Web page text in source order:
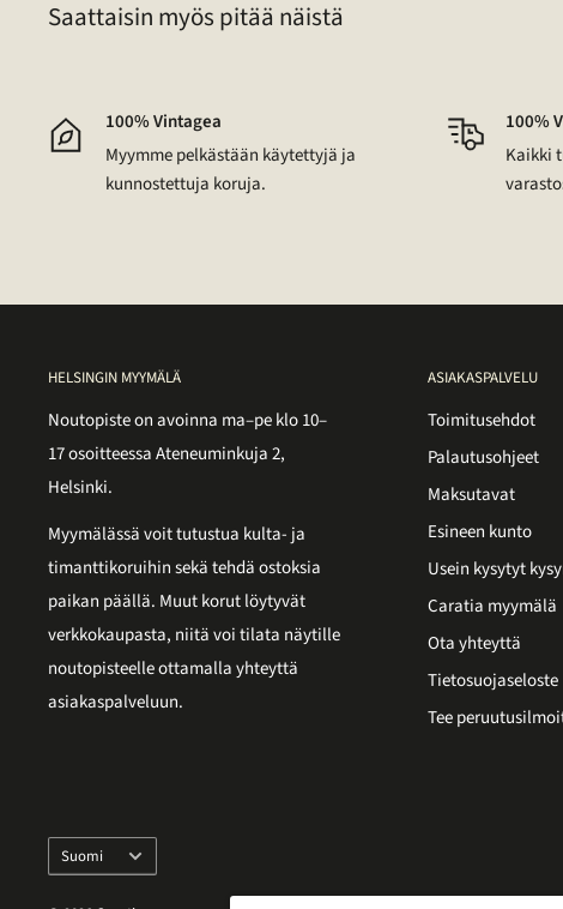
Saattaisin myös pitää näistä
100% Vintagea
Myymme pelkästään käytettyjä ja
kunnostettuja koruja.
100%
Kaikki
HELSINGIN MYYMÄLÄ
Noutopiste on avoinna ma–pe klo 10–
17 osoitteessa Ateneuminkuja 2,
Helsinki.
Myymälässä voit tutustua kulta- ja
timanttikoruihin sekä tehdä ostoksia
paikan päällä. Muut korut löytyvät
verkkokaupasta, niitä voi tilata näytille
noutopisteelle ottamalla yhteyttä
asiakaspalveluun.
ASIAKASPALVELU
Toimitusehdot
Palautusohjeet
Maksutavat
Esineen kunto
Usein kysytyt
Caratia myymälä
Ota yhteyttä
Tietosuojaseloste
Tee
Kieli
Suomi